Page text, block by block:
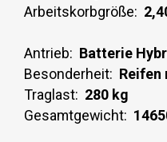
Arbeitskorbgröße:
Antrieb: Batterie
Besonderheit: Reifen
Traglast: 280 kg
Gesamtgewicht: